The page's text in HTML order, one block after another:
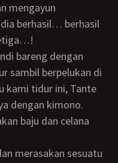
berhasil… berhasil
sambil berpelukan di
kami tidur ini, Tante
dengan kimono.
baju dan celana